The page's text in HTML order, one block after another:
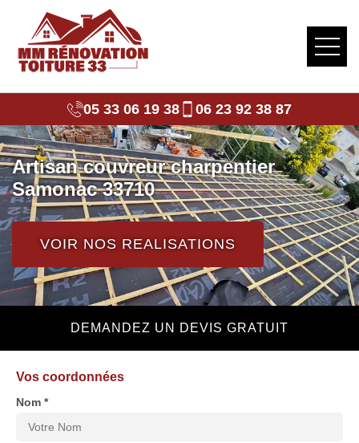
05 33 06 19 38 06 23 92 38 87
Artisan couvreur charpentier
Samonac 33710
VOIR NOS REALISATIONS
DEMANDEZ UN DEVIS GRATUIT
Vos coordonnées
Nom *